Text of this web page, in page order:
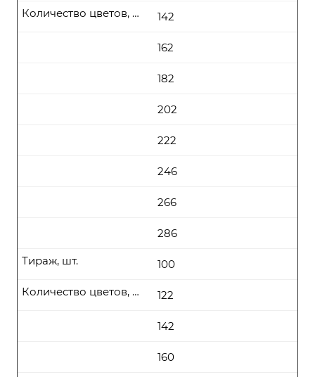
142
Количество цветов, цена (руб\шт) от
162
182
202
222
246
266
286
100
Тираж, шт.
122
Количество цветов, цена (руб\шт) от
142
160